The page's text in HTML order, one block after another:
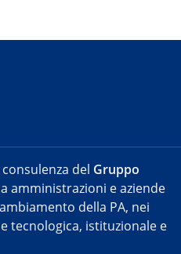
del Gruppo
amministrazioni e aziende
della PA, nei
tecnologica, istituzionale e